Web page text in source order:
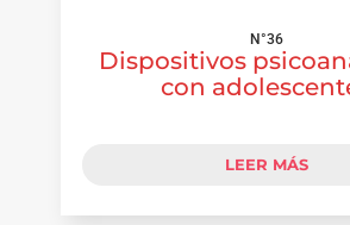
N°36
Dispositivos
con
LEER MÁS